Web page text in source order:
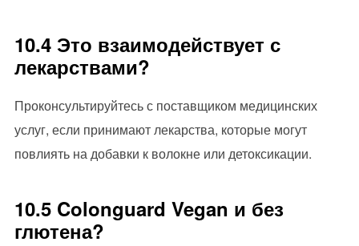
10.4 Это взаимодействует с
лекарствами?
Проконсультируйтесь с поставщиком медицинских
услуг, если принимают лекарства, которые могут
повлиять на добавки к волокне или детоксикации.
10.5 Colonguard Vegan и без
глютена?